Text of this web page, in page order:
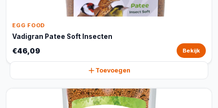
EGG FOOD
Vadigran Patee Soft Insecten
€46,09 Bekijk
Toevoegen